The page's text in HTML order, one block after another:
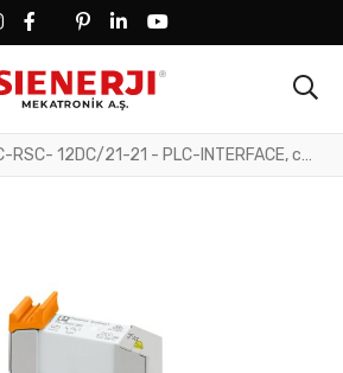
FACEBOOK SOCIAL LINK
FACEBOOK SOCIAL LINK
TWITTER SOCIAL LINK
PINTEREST SOCIAL LINK
LINKEDIN SOCIAL LINK
YOUTUBE SOCIAL LINK
PLC-RSC- 12DC/21-21 - PLC-INTERFACE, consisting of basic terminal block PLC-BSC.../21 with screw connection and plug-in miniature relay with power contact, for assembly on DIN rail NS 35/7,5, 2 changeover contacts, input voltage 12 V DC